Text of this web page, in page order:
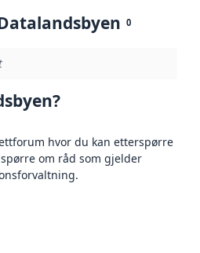
0
hvor du kan etterspørre
om råd som gjelder